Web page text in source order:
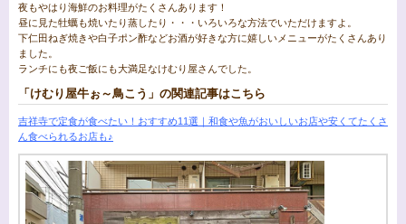
夜もやはり海鮮のお料理がたくさんあります！
昼に見た牡蠣も焼いたり蒸したり・・・いろいろな方法でいただけますよ。
下仁田ねぎ焼きや白子ポン酢などお酒が好きな方に嬉しいメニューがたくさんあり
ました。
ランチにも夜ご飯にも大満足なけむり屋さんでした。
「けむり屋牛ぉ～鳥こう」の関連記事はこちら
吉祥寺で定食が食べたい！おすすめ11選｜和食や魚がおいしいお店や安くてたくさ
ん食べられるお店も♪